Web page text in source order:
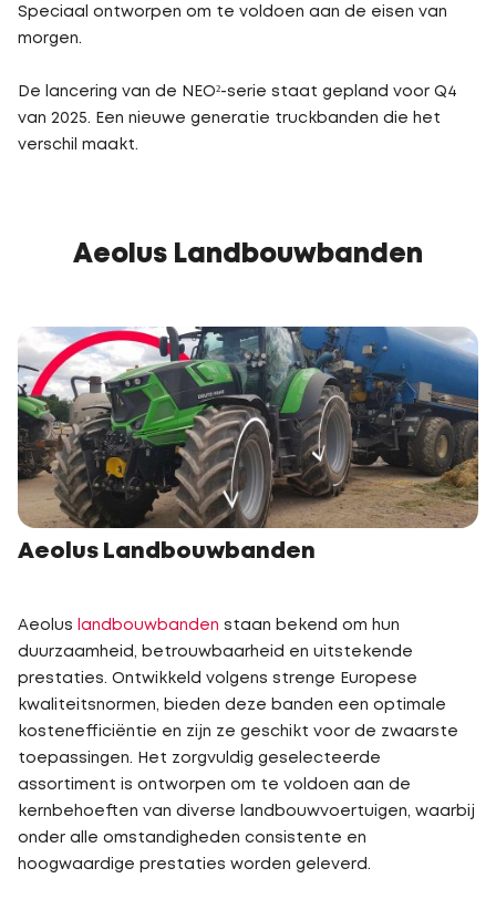
Speciaal ontworpen om te voldoen aan de eisen van
morgen.
De lancering van de NEO²-serie staat gepland voor Q4
van 2025. Een nieuwe generatie truckbanden die het
verschil maakt.
Aeolus Landbouwbanden
Aeolus Landbouwbanden
Aeolus landbouwbanden staan bekend om hun
duurzaamheid, betrouwbaarheid en uitstekende
prestaties. Ontwikkeld volgens strenge Europese
kwaliteitsnormen, bieden deze banden een optimale
kostenefficiëntie en zijn ze geschikt voor de zwaarste
toepassingen. Het zorgvuldig geselecteerde
assortiment is ontworpen om te voldoen aan de
kernbehoeften van diverse landbouwvoertuigen, waarbij
onder alle omstandigheden consistente en
hoogwaardige prestaties worden geleverd.